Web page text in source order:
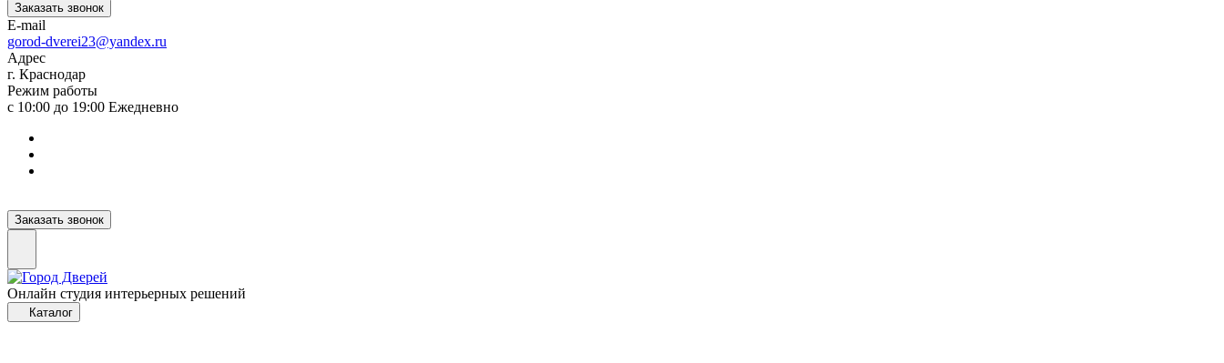
Заказать звонок
E-mail
gorod-dverei23@yandex.ru
Адрес
г. Краснодар
Режим работы
с 10:00 до 19:00 Ежедневно
Заказать звонок
Онлайн студия интерьерных решений
Каталог